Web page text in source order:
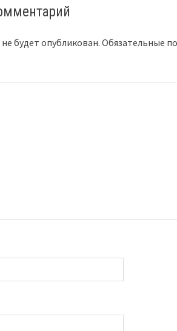
будет опубликован. Обязательные